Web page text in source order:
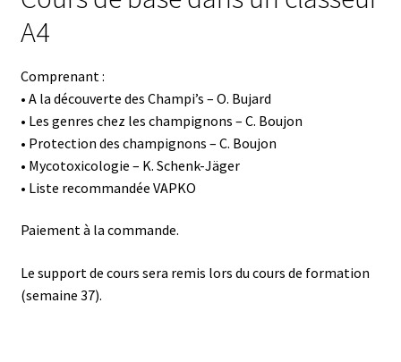
A4
Comprenant :
• A la découverte des Champi’s – O. Bujard
• Les genres chez les champignons – C. Boujon
• Protection des champignons – C. Boujon
• Mycotoxicologie – K. Schenk-Jäger
• Liste recommandée VAPKO
Paiement à la commande.
Le support de cours sera remis lors du cours de formation
(semaine 37).